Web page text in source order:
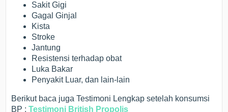
Sakit Gigi
Gagal Ginjal
Kista
Stroke
Jantung
Resistensi terhadap obat
Luka Bakar
Penyakit Luar, dan lain-lain
Berikut baca juga Testimoni Lengkap setelah konsumsi
BP :Testimoni British Propolis